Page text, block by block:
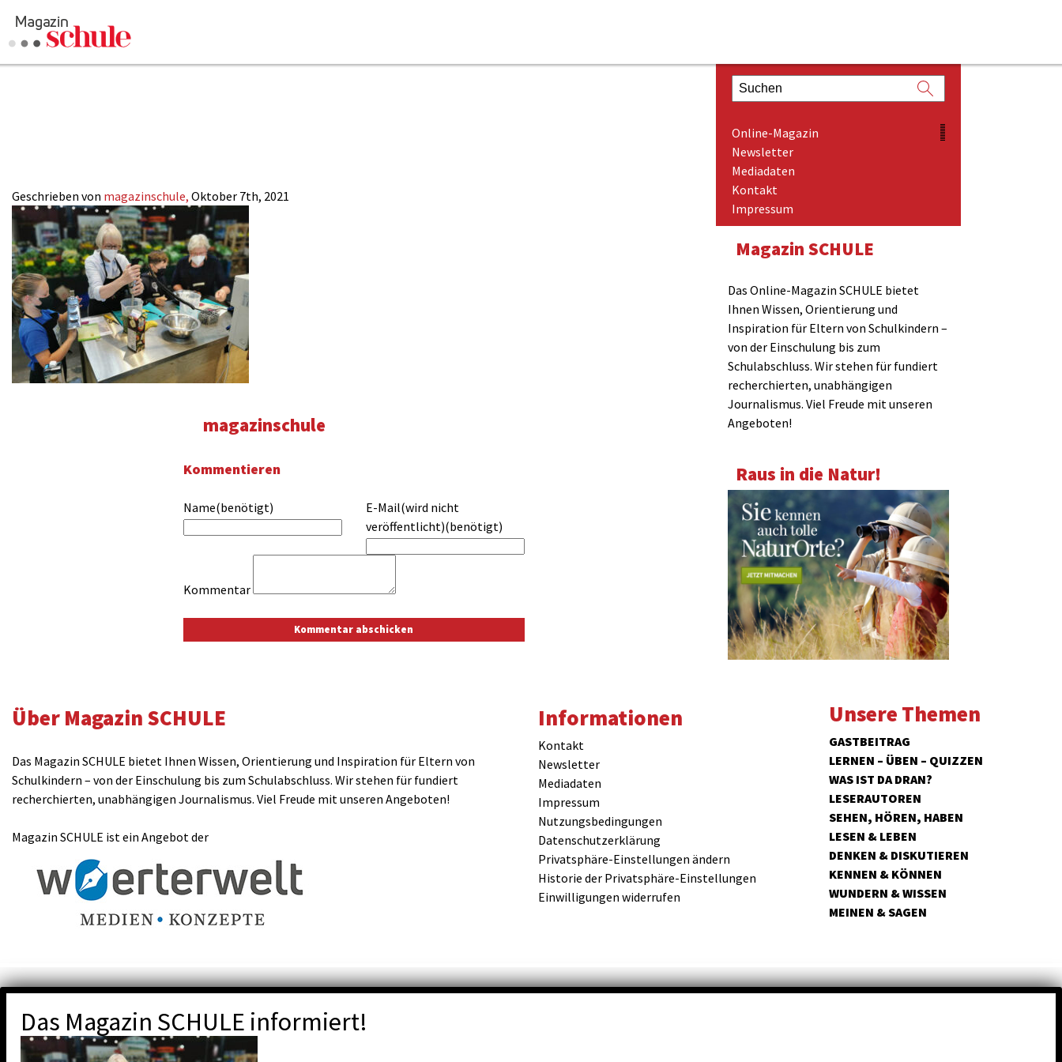
Geschrieben von magazinschule, Oktober 7th, 2021
magazinschule
Kommentieren
Name(benötigt)
E-Mail(wird nicht
veröffentlicht)(benötigt)
Kommentar
Online-Magazin
Newsletter
Mediadaten
Kontakt
Impressum
Magazin SCHULE
Das Online-Magazin SCHULE bietet
Ihnen Wissen, Orientierung und
Inspiration für Eltern von Schulkindern –
von der Einschulung bis zum
Schulabschluss. Wir stehen für fundiert
recherchierten, unabhängigen
Journalismus. Viel Freude mit unseren
Angeboten!
Raus in die Natur!
Über Magazin SCHULE
Das Magazin SCHULE bietet Ihnen Wissen, Orientierung und Inspiration für Eltern von
Schulkindern – von der Einschulung bis zum Schulabschluss. Wir stehen für fundiert
recherchierten, unabhängigen Journalismus. Viel Freude mit unseren Angeboten!
Magazin SCHULE ist ein Angebot der
Informationen
Kontakt
Newsletter
Mediadaten
Impressum
Nutzungsbedingungen
Datenschutzerklärung
Privatsphäre-Einstellungen ändern
Historie der Privatsphäre-Einstellungen
Einwilligungen widerrufen
Unsere Themen
GASTBEITRAG
LERNEN – ÜBEN – QUIZZEN
WAS IST DA DRAN?
LESERAUTOREN
SEHEN, HÖREN, HABEN
LESEN & LEBEN
DENKEN & DISKUTIEREN
KENNEN & KÖNNEN
WUNDERN & WISSEN
MEINEN & SAGEN
Das Magazin SCHULE informiert!